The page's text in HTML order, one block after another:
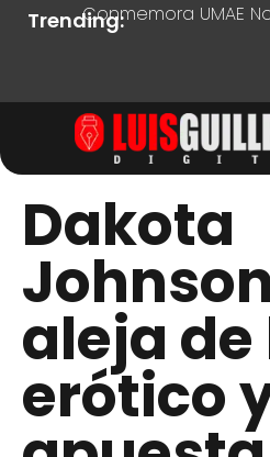
Trending:Conmemora UMAE
Dakota
aleja de
erótico